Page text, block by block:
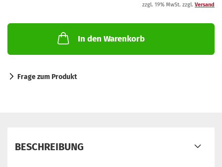
zzgl. 19% MwSt. zzgl. Versand
In den Warenkorb
Frage zum Produkt
BESCHREIBUNG